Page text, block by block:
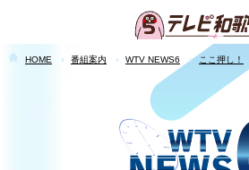
HOME 番組案内 WTV NEWS6 ここ押し！